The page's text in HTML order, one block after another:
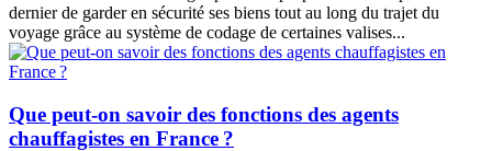
dernier de garder en sécurité ses biens tout au long du trajet du
voyage grâce au système de codage de certaines valises...
Que peut-on savoir des fonctions des agents
chauffagistes en France ?